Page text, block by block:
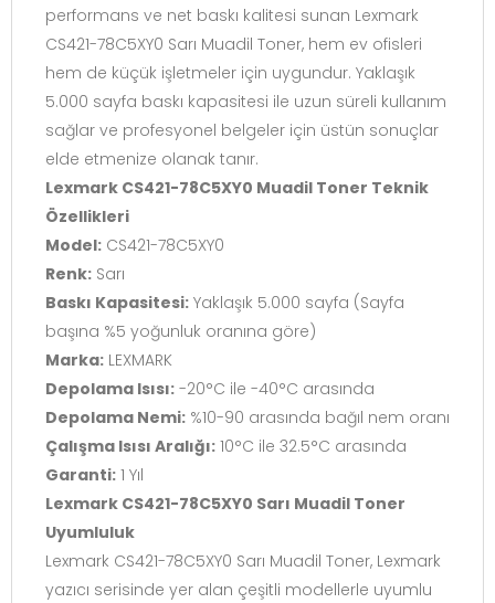
performans ve net baskı kalitesi sunan Lexmark
CS421-78C5XY0 Sarı Muadil Toner, hem ev ofisleri
hem de küçük işletmeler için uygundur. Yaklaşık
5.000 sayfa baskı kapasitesi ile uzun süreli kullanım
sağlar ve profesyonel belgeler için üstün sonuçlar
elde etmenize olanak tanır.
Lexmark CS421-78C5XY0 Muadil Toner Teknik
Özellikleri
Model: CS421-78C5XY0
Renk: Sarı
Baskı Kapasitesi: Yaklaşık 5.000 sayfa (Sayfa
başına %5 yoğunluk oranına göre)
Marka: LEXMARK
Depolama Isısı: -20°C ile -40°C arasında
Depolama Nemi: %10-90 arasında bağıl nem oranı
Çalışma Isısı Aralığı: 10°C ile 32.5°C arasında
Garanti: 1 Yıl
Lexmark CS421-78C5XY0 Sarı Muadil Toner
Uyumluluk
Lexmark CS421-78C5XY0 Sarı Muadil Toner, Lexmark
yazıcı serisinde yer alan çeşitli modellerle uyumlu